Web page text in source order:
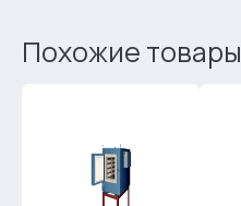
Похожие товары